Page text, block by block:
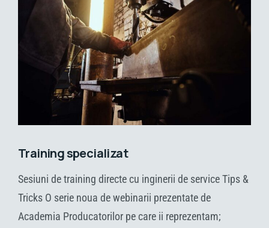
Training specializat
Sesiuni de training directe cu inginerii de service Tips &
Tricks O serie noua de webinarii prezentate de
Academia Producatorilor pe care ii reprezentam;